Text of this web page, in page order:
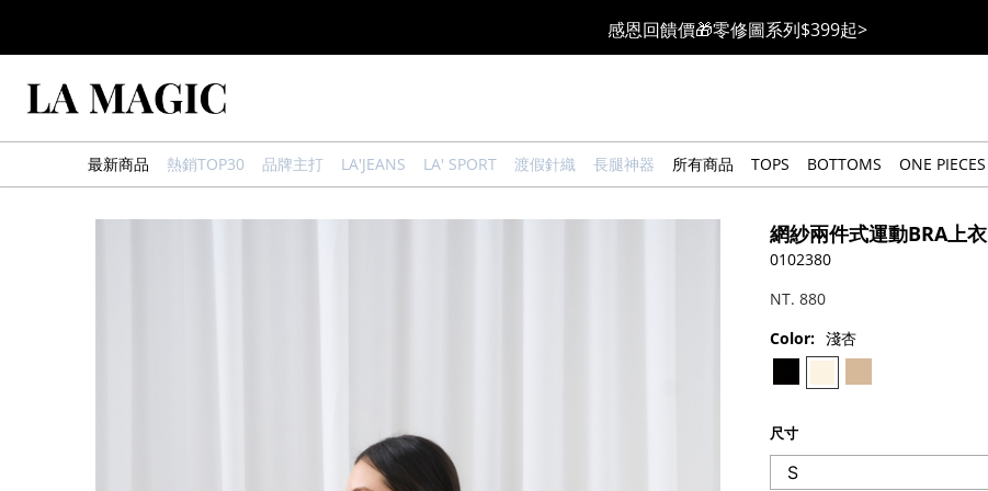
全館滿$3000即贈「夏日條紋草編包」👜
果凍棉系列⭐2件$1100|4件$2000|6件$2700
萊卡棉系列💫 2件$1100 | 4件$2000 | 6件$2700
🔥點擊立即➕官方LINE領取$100🔥
🎉週年慶全館88折(特價品除外/於結帳顯示)🎉
感恩回饋價🎁零修圖系列$399起>
最新商品 熱銷TOP30 品牌主打 LA'JEANS LA' SPORT 渡假針織 長腿神器 所有商品 TOPS BOTTOMS ONE PIECES
網紗兩件式運動BRA上衣
0102380
NT. 880
Color: 淺杏
尺寸